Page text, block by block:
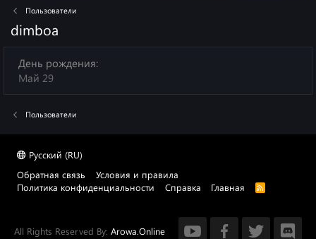
Пользователи
dimboa
День рождения
Май 29
Пользователи
Русский (RU)
Обратная связь
Условия и правила
Политика конфиденциальности
Справка Главная
R
All Rights Reserved By: Arowa.Online